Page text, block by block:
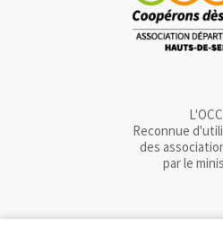
Reconnue
des
par le